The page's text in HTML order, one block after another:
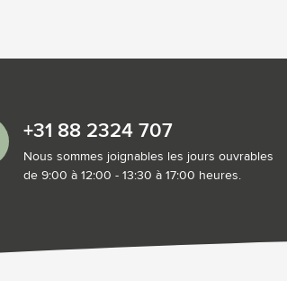
+31 88 2324 707
Nous sommes joignables les jours ouvrables
de 9:00 à 12:00 - 13:30 à 17:00 heures.